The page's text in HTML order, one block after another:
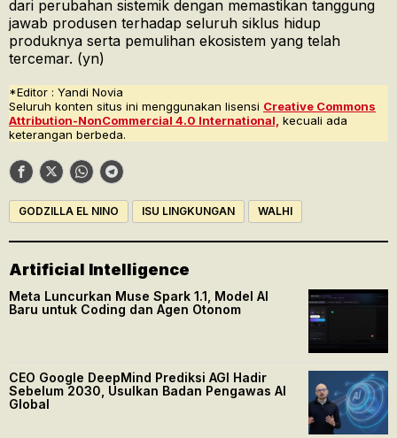
dari perubahan sistemik dengan memastikan tanggung
jawab produsen terhadap seluruh siklus hidup
produknya serta pemulihan ekosistem yang telah
tercemar. (yn)
*Editor : Yandi Novia
Seluruh konten situs ini menggunakan lisensi Creative Commons
Attribution-NonCommercial 4.0 International, kecuali ada
keterangan berbeda.
GODZILLA EL NINO ISU LINGKUNGAN WALHI
Artificial Intelligence
Meta Luncurkan Muse Spark 1.1, Model AI
Baru untuk Coding dan Agen Otonom
CEO Google DeepMind Prediksi AGI Hadir
Sebelum 2030, Usulkan Badan Pengawas AI
Global